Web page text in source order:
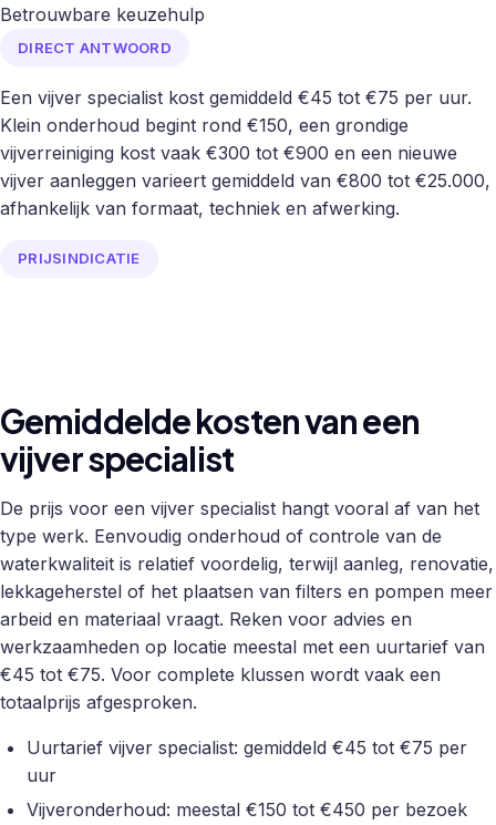
Betrouwbare keuzehulp
DIRECT ANTWOORD
Een vijver specialist kost gemiddeld €45 tot €75 per uur.
Klein onderhoud begint rond €150, een grondige
vijverreiniging kost vaak €300 tot €900 en een nieuwe
vijver aanleggen varieert gemiddeld van €800 tot €25.000,
afhankelijk van formaat, techniek en afwerking.
PRIJSINDICATIE
Gemiddelde kosten van een
vijver specialist
De prijs voor een vijver specialist hangt vooral af van het
type werk. Eenvoudig onderhoud of controle van de
waterkwaliteit is relatief voordelig, terwijl aanleg, renovatie,
lekkageherstel of het plaatsen van filters en pompen meer
arbeid en materiaal vraagt. Reken voor advies en
werkzaamheden op locatie meestal met een uurtarief van
€45 tot €75. Voor complete klussen wordt vaak een
totaalprijs afgesproken.
Uurtarief vijver specialist: gemiddeld €45 tot €75 per
uur
Vijveronderhoud: meestal €150 tot €450 per bezoek